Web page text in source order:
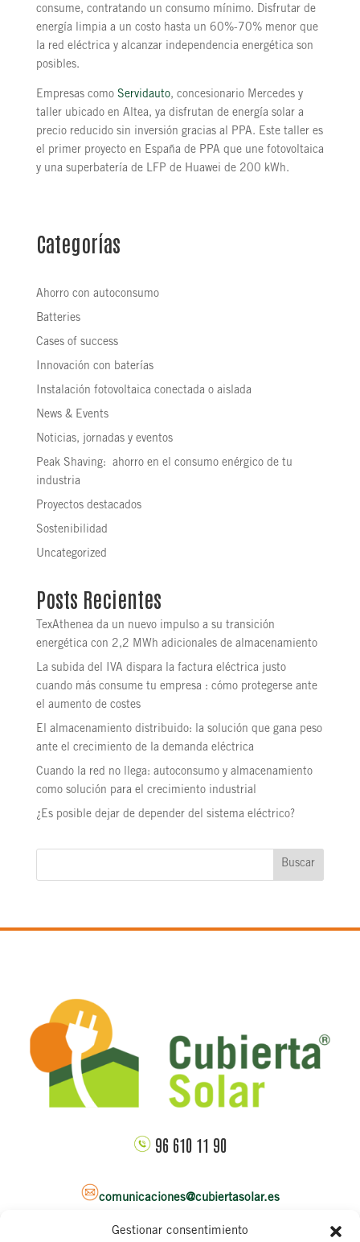
Gestionar consentimiento
consume, contratando un consumo mínimo. Disfrutar de
energía limpia a un costo hasta un 60%-70% menor que
la red eléctrica y alcanzar independencia energética son
posibles.
Empresas como Servidauto, concesionario Mercedes y
taller ubicado en Altea, ya disfrutan de energía solar a
precio reducido sin inversión gracias al PPA. Este taller es
el primer proyecto en España de PPA que une fotovoltaica
y una superbatería de LFP de Huawei de 200 kWh.
Categorías
Ahorro con autoconsumo
Batteries
Cases of success
Innovación con baterías
Instalación fotovoltaica conectada o aislada
News & Events
Noticias, jornadas y eventos
Peak Shaving: ahorro en el consumo enérgico de tu
industria
Proyectos destacados
Sostenibilidad
Uncategorized
Posts Recientes
TexAthenea da un nuevo impulso a su transición
energética con 2,2 MWh adicionales de almacenamiento
La subida del IVA dispara la factura eléctrica justo
cuando más consume tu empresa : cómo protegerse ante
el aumento de costes
El almacenamiento distribuido: la solución que gana peso
ante el crecimiento de la demanda eléctrica
Cuando la red no llega: autoconsumo y almacenamiento
como solución para el crecimiento industrial
¿Es posible dejar de depender del sistema eléctrico?
Buscar
96 610 11 90
comunicaciones@cubiertasolar.es